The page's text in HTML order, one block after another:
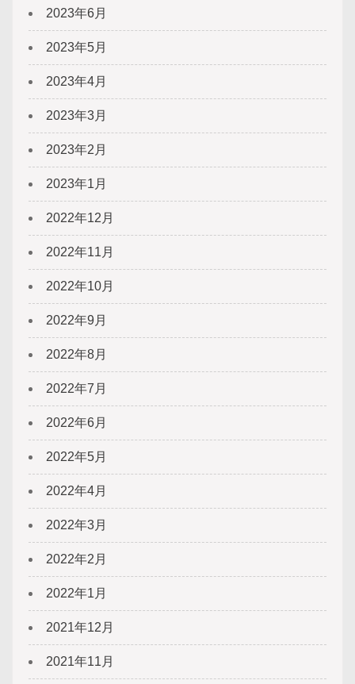
2023年6月
2023年5月
2023年4月
2023年3月
2023年2月
2023年1月
2022年12月
2022年11月
2022年10月
2022年9月
2022年8月
2022年7月
2022年6月
2022年5月
2022年4月
2022年3月
2022年2月
2022年1月
2021年12月
2021年11月